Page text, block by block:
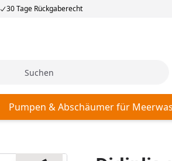
30 Tage Rückgaberecht
Pumpen & Abschäumer für